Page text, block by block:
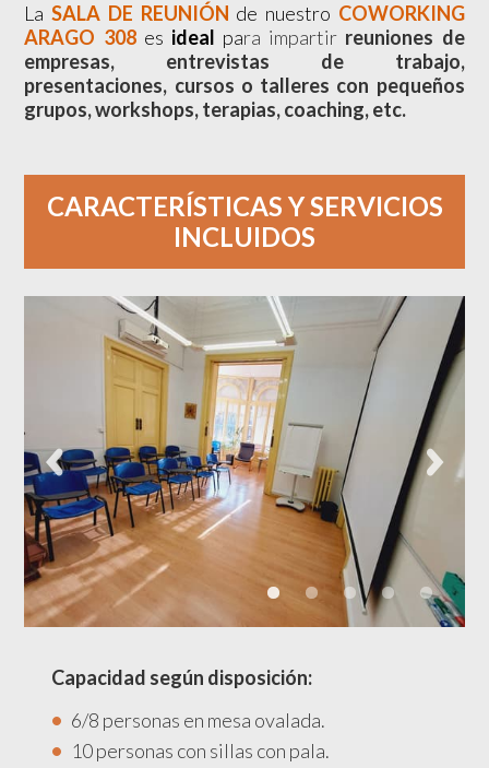
LaSALA DE REUNIÓN de nuestro COWORKING
ARAGO 308 es ideal para impartir reuniones de
empresas, entrevistas de trabajo,
presentaciones, cursos o talleres con pequeños
grupos, workshops, terapias, coaching, etc.
CARACTERÍSTICAS Y SERVICIOS
INCLUIDOS
Capacidad según disposición:
6/8 personas en mesa ovalada.
10 personas con sillas con pala.